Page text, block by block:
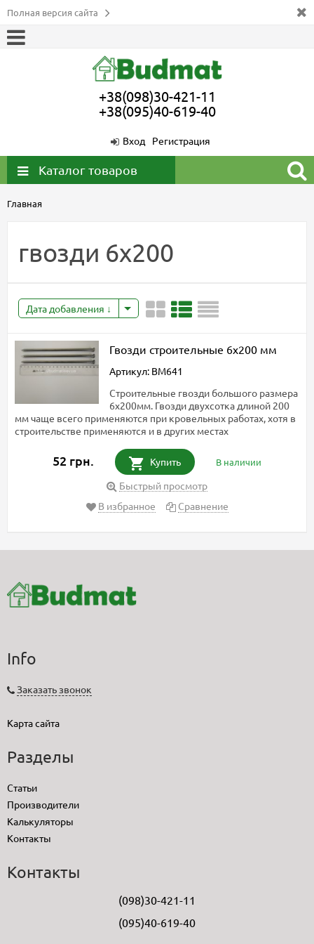
Полная версия сайта
+38(098)30-421-11
+38(095)40-619-40
Вход Регистрация
Каталог товаров
Главная
гвозди 6х200
Дата добавления
Гвозди строительные 6x200 мм
Артикул: BM641
Строительные гвозди большого размера
6х200мм. Гвозди двухсотка длиной 200
мм чаще всего применяются при кровельных работах, хотя в
строительстве применяются и в других местах
52 грн. Купить В наличии
Быстрый просмотр
В избранное
Сравнение
Info
Заказать звонок
Карта сайта
Разделы
Статьи
Производители
Калькуляторы
Контакты
Контакты
(098)30-421-11
(095)40-619-40